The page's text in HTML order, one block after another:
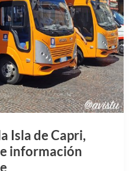
Isla de Capri,
información